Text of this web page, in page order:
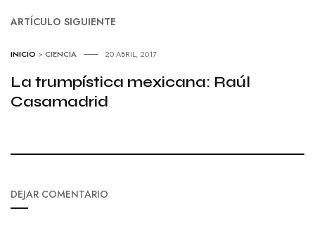
ARTÍCULO SIGUIENTE
INICIO >CIENCIA 20 ABRIL, 2017
La trumpística mexicana: Raúl
Casamadrid
DEJAR COMENTARIO